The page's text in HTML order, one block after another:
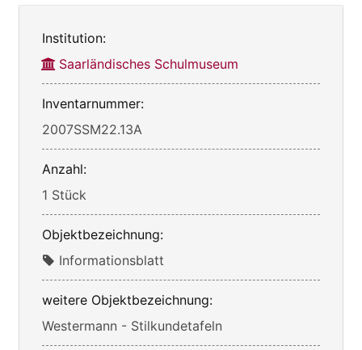
Institution:
Saarländisches Schulmuseum
Inventarnummer:
2007SSM22.13A
Anzahl:
1 Stück
Objektbezeichnung:
Informationsblatt
weitere Objektbezeichnung:
Westermann - Stilkundetafeln